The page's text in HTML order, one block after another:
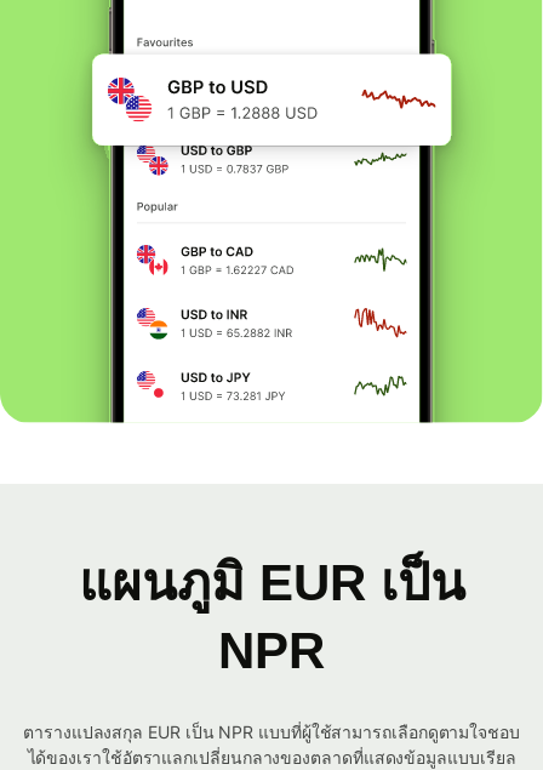
แผนภูมิ EUR เป็น
NPR
ตารางแปลงสกุล EUR เป็น NPR แบบที่ผู้ใช้สามารถเลือกดูตามใจชอบ
ได้ของเราใช้อัตราแลกเปลี่ยนกลางของตลาดที่แสดงข้อมูลแบบเรียล